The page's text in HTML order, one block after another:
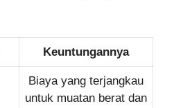
Keuntungannya
Biaya yang terjangkau
untuk muatan berat dan